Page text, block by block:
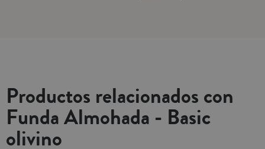
Productos relacionados con
Funda Almohada - Basic
olivino